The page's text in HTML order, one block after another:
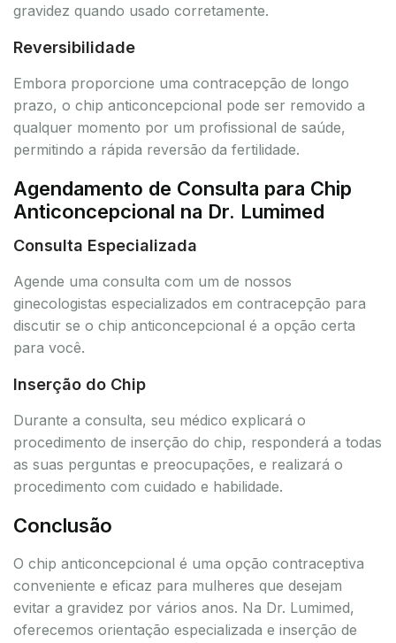
gravidez quando usado corretamente.
Reversibilidade
Embora proporcione uma contracepção de longo
prazo, o chip anticoncepcional pode ser removido a
qualquer momento por um profissional de saúde,
permitindo a rápida reversão da fertilidade.
Agendamento de Consulta para Chip
Anticoncepcional na Dr. Lumimed
Consulta Especializada
Agende uma consulta com um de nossos
ginecologistas especializados em contracepção para
discutir se o chip anticoncepcional é a opção certa
para você.
Inserção do Chip
Durante a consulta, seu médico explicará o
procedimento de inserção do chip, responderá a todas
as suas perguntas e preocupações, e realizará o
procedimento com cuidado e habilidade.
Conclusão
O chip anticoncepcional é uma opção contraceptiva
conveniente e eficaz para mulheres que desejam
evitar a gravidez por vários anos. Na Dr. Lumimed,
oferecemos orientação especializada e inserção de